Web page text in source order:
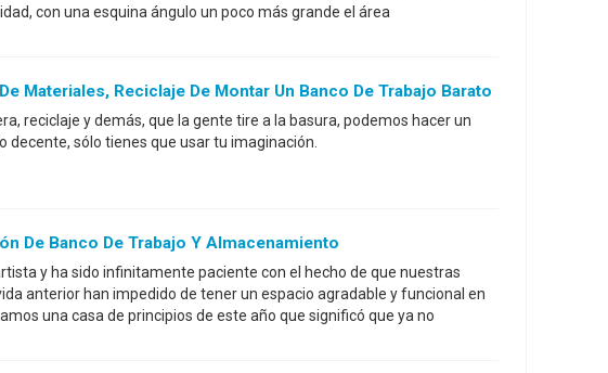
con una esquina ángulo un poco más grande el área
Materiales, Reciclaje De Montar Un Banco De Trabajo Barato
reciclaje y demás, que la gente tire a la basura, podemos hacer un
decente, sólo tienes que usar tu imaginación.
De Banco De Trabajo Y Almacenamiento
y ha sido infinitamente paciente con el hecho de que nuestras
anterior han impedido de tener un espacio agradable y funcional en
una casa de principios de este año que significó que ya no